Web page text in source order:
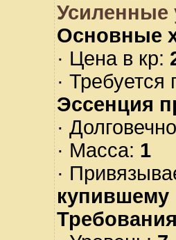
Усиленные
Основные
· Цена в кр:
· Требуется
Эссенция
·
· Масса: 1
·
купившему